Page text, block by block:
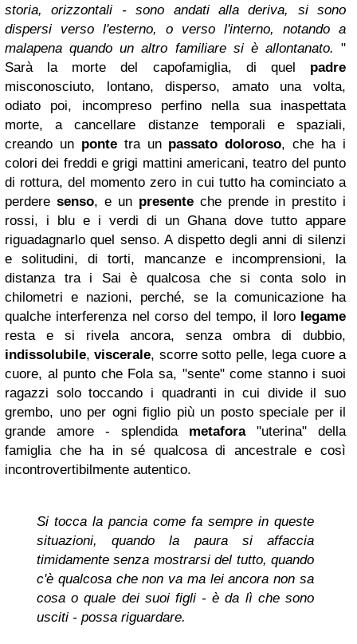
storia, orizzontali - sono andati alla deriva, si sono
dispersi verso l'esterno, o verso l'interno, notando a
malapena quando un altro familiare si è allontanato. "
Sarà la morte del capofamiglia, di quel padre
misconosciuto, lontano, disperso, amato una volta,
odiato poi, incompreso perfino nella sua inaspettata
morte, a cancellare distanze temporali e spaziali,
creando un pontetra unpassato doloroso, che ha i
colori dei freddi e grigi mattini americani, teatro del punto
di rottura, del momento zero in cui tutto ha cominciato a
perdere senso, e un presente che prende in prestito i
rossi, i blu e i verdi di un Ghana dove tutto appare
riguadagnarlo quel senso. A dispetto degli anni di silenzi
e solitudini, di torti, mancanze e incomprensioni, la
distanza tra i Sai è qualcosa che si conta solo in
chilometri e nazioni, perché, se la comunicazione ha
qualche interferenza nel corso del tempo, il loro legame
resta e si rivela ancora, senza ombra di dubbio,
indissolubile,viscerale, scorre sotto pelle, lega cuore a
cuore, al punto che Fola sa, "sente" come stanno i suoi
ragazzi solo toccando i quadranti in cui divide il suo
grembo, uno per ogni figlio più un posto speciale per il
grande amore - splendida metafora"uterina" della
famiglia che ha in sé qualcosa di ancestrale e così
incontrovertibilmente autentico.
Si tocca la pancia come fa sempre in queste
situazioni, quando la paura si affaccia
timidamente senza mostrarsi del tutto, quando
c'è qualcosa che non va ma lei ancora non sa
cosa o quale dei suoi figli - è da lì che sono
usciti - possa riguardare.